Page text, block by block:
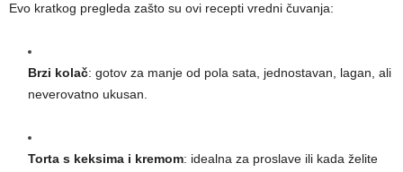
Evo kratkog pregleda zašto su ovi recepti vredni čuvanja:
Brzi kolač: gotov za manje od pola sata, jednostavan, lagan, ali
neverovatno ukusan.
Torta s keksima i kremom: idealna za proslave ili kada želite